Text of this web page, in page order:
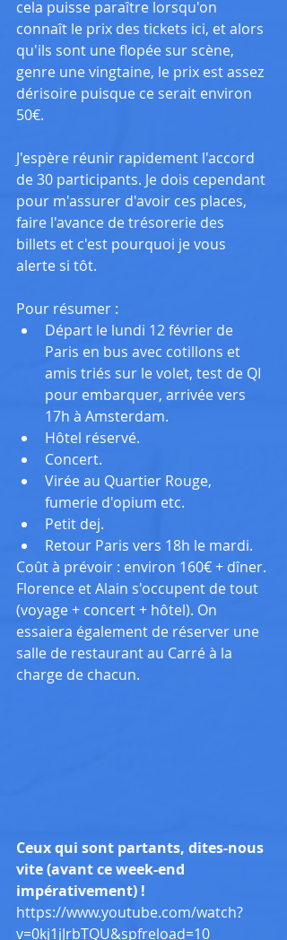
cela puisse paraître lorsqu'on
connaît le prix des tickets ici, et alors
qu'ils sont une flopée sur scène,
genre une vingtaine, le prix est assez
dérisoire puisque ce serait environ
50€.
J'espère réunir rapidement l'accord
de 30 participants. Je dois cependant
pour m'assurer d'avoir ces places,
faire l'avance de trésorerie des
billets et c'est pourquoi je vous
alerte si tôt.
Pour résumer :
Départ le lundi 12 février de
Paris en bus avec cotillons et
amis triés sur le volet, test de QI
pour embarquer, arrivée vers
17h à Amsterdam.
Hôtel réservé.
Concert.
Virée au Quartier Rouge,
fumerie d'opium etc.
Petit dej.
Retour Paris vers 18h le mardi.
Coût à prévoir : environ 160€ + dîner.
Florence et Alain s'occupent de tout
(voyage + concert + hôtel). On
essaiera également de réserver une
salle de restaurant au Carré à la
charge de chacun.
Ceux qui sont partants, dites-nous
vite (avant ce week-end
impérativement) !
https://www.youtube.com/watch?
v=0kj1jJrbTQU&spfreload=10